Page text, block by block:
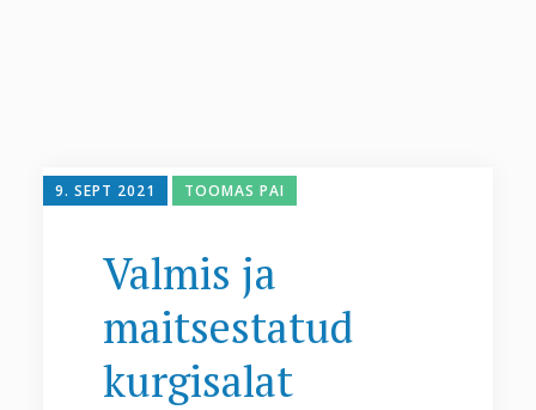
9. SEPT 2021 TOOMAS PAI
Valmis ja
maitsestatud
kurgisalat